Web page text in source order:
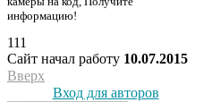
информацию!
111
Сайт начал работу 10.07.2015
Вверх
Вход для авторов